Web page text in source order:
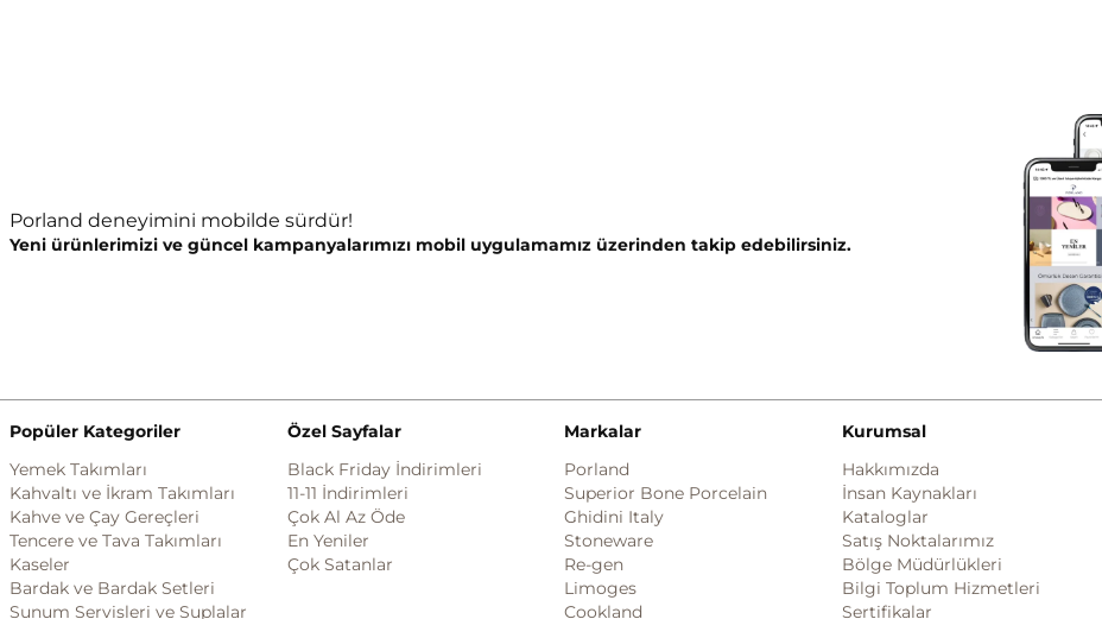
Porland deneyimini mobilde sürdür!
Yeni ürünlerimizi ve güncel kampanyalarımızı mobil uygulamamız üzerinden takip edebilirsiniz.
Popüler Kategoriler
Yemek Takımları
Kahvaltı ve İkram Takımları
Kahve ve Çay Gereçleri
Tencere ve Tava Takımları
Kaseler
Bardak ve Bardak Setleri
Sunum Servisleri ve Suplalar
Markalar
Porland
Superior Bone Porcelain
Ghidini Italy
Stoneware
Re-gen
Limoges
Cookland
Kurumsal
Hakkımızda
İnsan Kaynakları
Kataloglar
Satış Noktalarımız
Bölge Müdürlükleri
Bilgi Toplum Hizmetleri
Sertifikalar
Özel Sayfalar
Black Friday İndirimleri
11-11 İndirimleri
Çok Al Az Öde
En Yeniler
Çok Satanlar